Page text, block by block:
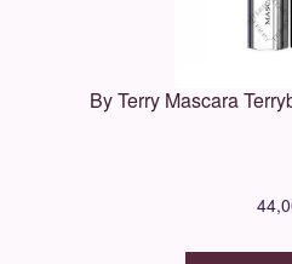
By Terry Mascara